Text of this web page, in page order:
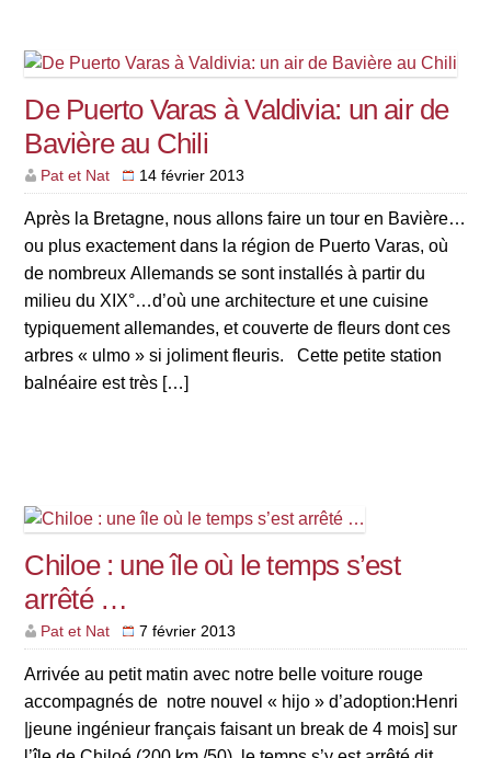
De Puerto Varas à Valdivia: un air de
Bavière au Chili
Pat et Nat 14 février 2013
Après la Bretagne, nous allons faire un tour en Bavière…
ou plus exactement dans la région de Puerto Varas, où
de nombreux Allemands se sont installés à partir du
milieu du XIX°…d’où une architecture et une cuisine
typiquement allemandes, et couverte de fleurs dont ces
arbres « ulmo » si joliment fleuris. Cette petite station
balnéaire est très […]
Chiloe : une île où le temps s’est
arrêté …
Pat et Nat 7 février 2013
Arrivée au petit matin avec notre belle voiture rouge
accompagnés de notre nouvel « hijo » d’adoption:Henri
|jeune ingénieur français faisant un break de 4 mois] sur